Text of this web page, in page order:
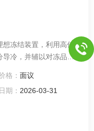
冻结装置，利用高传
冷，并辅以对冻品表
格： 面议
期： 2026-03-31